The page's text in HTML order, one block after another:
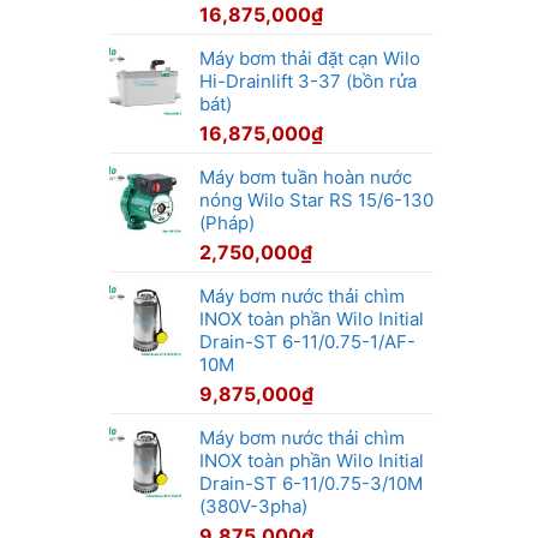
16,875,000₫
Máy bơm thải đặt cạn Wilo
Hi-Drainlift 3-37 (bồn rửa
bát)
16,875,000₫
Máy bơm tuần hoàn nước
nóng Wilo Star RS 15/6-130
(Pháp)
2,750,000₫
Máy bơm nước thải chìm
INOX toàn phần Wilo Initial
Drain-ST 6-11/0.75-1/AF-
10M
9,875,000₫
Máy bơm nước thải chìm
INOX toàn phần Wilo Initial
Drain-ST 6-11/0.75-3/10M
(380V-3pha)